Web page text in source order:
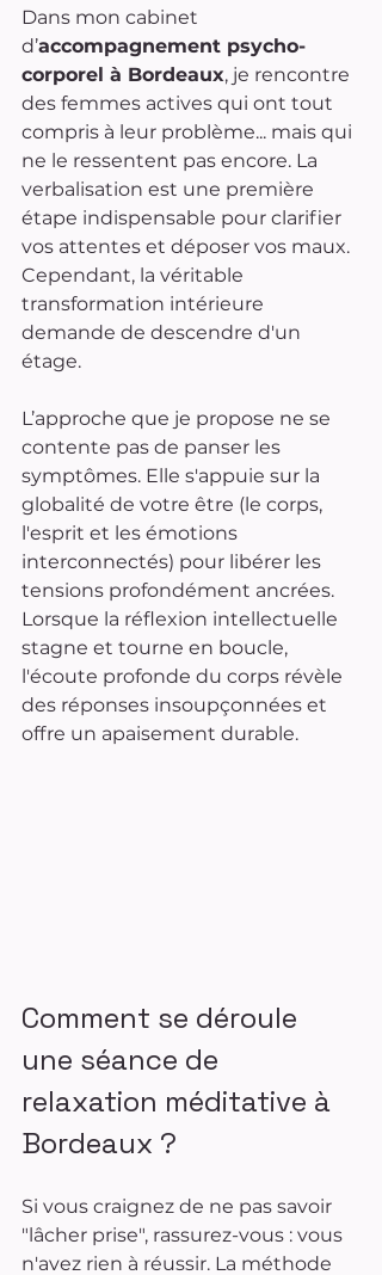
Dans mon cabinet
d’accompagnement psycho-
corporel à Bordeaux, je rencontre
des femmes actives qui ont tout
compris à leur problème... mais qui
ne le ressentent pas encore. La
verbalisation est une première
étape indispensable pour clarifier
vos attentes et déposer vos maux.
Cependant, la véritable
transformation intérieure
demande de descendre d'un
étage.
L’approche que je propose ne se
contente pas de panser les
symptômes. Elle s'appuie sur la
globalité de votre être (le corps,
l'esprit et les émotions
interconnectés) pour libérer les
tensions profondément ancrées.
Lorsque la réflexion intellectuelle
stagne et tourne en boucle,
l'écoute profonde du corps révèle
des réponses insoupçonnées et
offre un apaisement durable.
Comment se déroule
une séance de
relaxation méditative à
Bordeaux ?
Si vous craignez de ne pas savoir
"lâcher prise", rassurez-vous : vous
n'avez rien à réussir. La méthode